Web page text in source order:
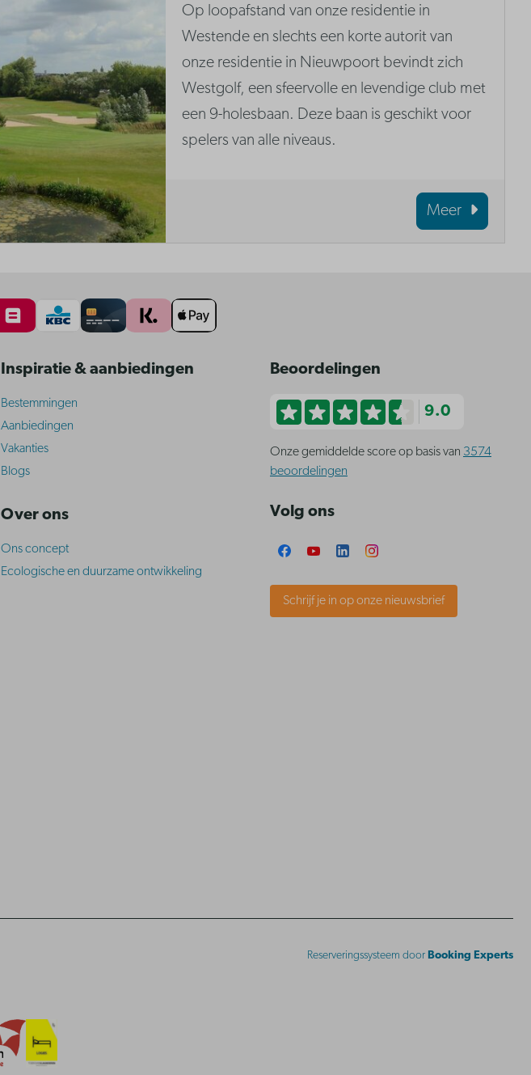
Op loopafstand van onze residentie in
Westende en slechts een korte autorit van
onze residentie in Nieuwpoort bevindt zich
Westgolf, een sfeervolle en levendige club met
een 9-holesbaan. Deze baan is geschikt voor
spelers van alle niveaus.
Meer
Inspiratie & aanbiedingen
Bestemmingen
Aanbiedingen
Vakanties
Blogs
Over ons
Ons concept
Ecologische en duurzame ontwikkeling
Beoordelingen
9.0
Onze gemiddelde score op basis van 3574
beoordelingen
Volg ons
Schrijf je in op onze nieuwsbrief
Reserveringssysteem door Booking Experts